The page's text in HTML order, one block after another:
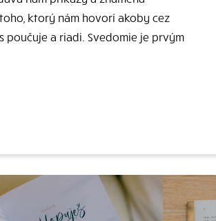
ktorý nám hovorí akoby cez
a riadi. Svedomie je prvým